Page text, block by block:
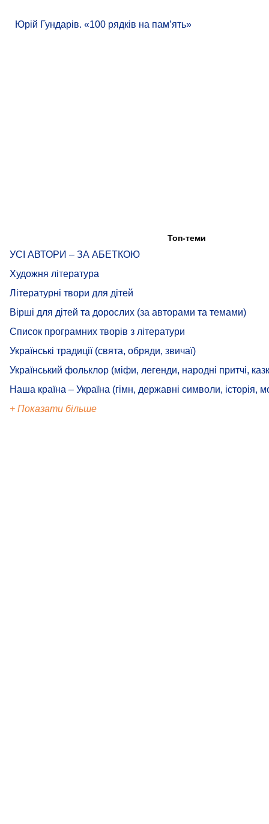
Юрій Гундарів. «100 рядків на памʼять»
Топ-теми
УСІ АВТОРИ – ЗА АБЕТКОЮ
Художня література
Літературні твори для дітей
Вірші для дітей та дорослих (за авторами та темами)
Список програмних творів з літератури
Українські традиції (свята, обряди, звичаї)
Український фольклор (міфи, легенди, народні притчі,
Наша країна – Україна (гімн, державні символи, історія,
+ Показати більше